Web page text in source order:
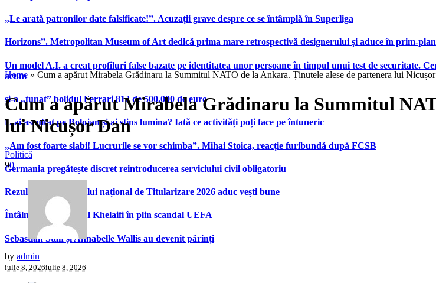
„Le arată patronilor date falsificate!”. Acuzații grave despre ce se întâmplă în Superliga
Horizons”. Metropolitan Museum of Art dedică prima mare retrospectivă designerului și aduce în prim-
Un model A.I. a creat profiluri false bazate pe identitatea unor persoane în timpul unui test de securitate.
acum
și-a „tunat” bolidul Ferrari 812 de 500.000 de euro
L-ai ascultat pe Bolojan și ai stins lumina? Iată ce activități poți face pe întuneric
„Am fost foarte slabi! Lucrurile se vor schimba”. Mihai Stoica, reacție furibundă după FCSB
Germania pregătește discret reintroducerea serviciului civil obligatoriu
Rezultatele examenului național de Titularizare 2026 aduc vești bune
Întâlnire Ceferin – Al Khelaifi în plin scandal UEFA
Sebastian Stan și Annabelle Wallis au devenit părinți
Home » Cum a apărut Mirabela Grădinaru la Summitul NATO de la Ankara. Ținutele alese de partenera lui
Cum a apărut Mirabela Grădinaru la Summitul
lui Nicușor Dan
Politică
90
by admin
iulie 8, 2026iulie 8, 2026